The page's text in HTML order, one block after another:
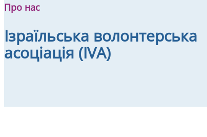
Про нас
​Ізраїльська волонтерська
асоціація ​​(IVA)